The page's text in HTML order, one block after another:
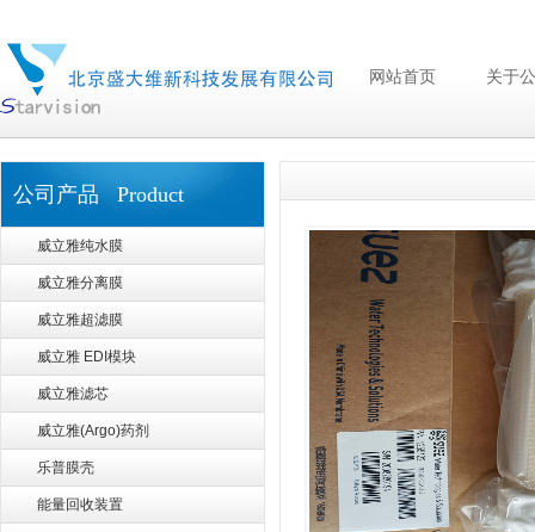
网站首页 关于
公司产品 Product
威立雅纯水膜
威立雅分离膜
威立雅超滤膜
威立雅 EDI模块
威立雅滤芯
威立雅(Argo)药剂
乐普膜壳
能量回收装置